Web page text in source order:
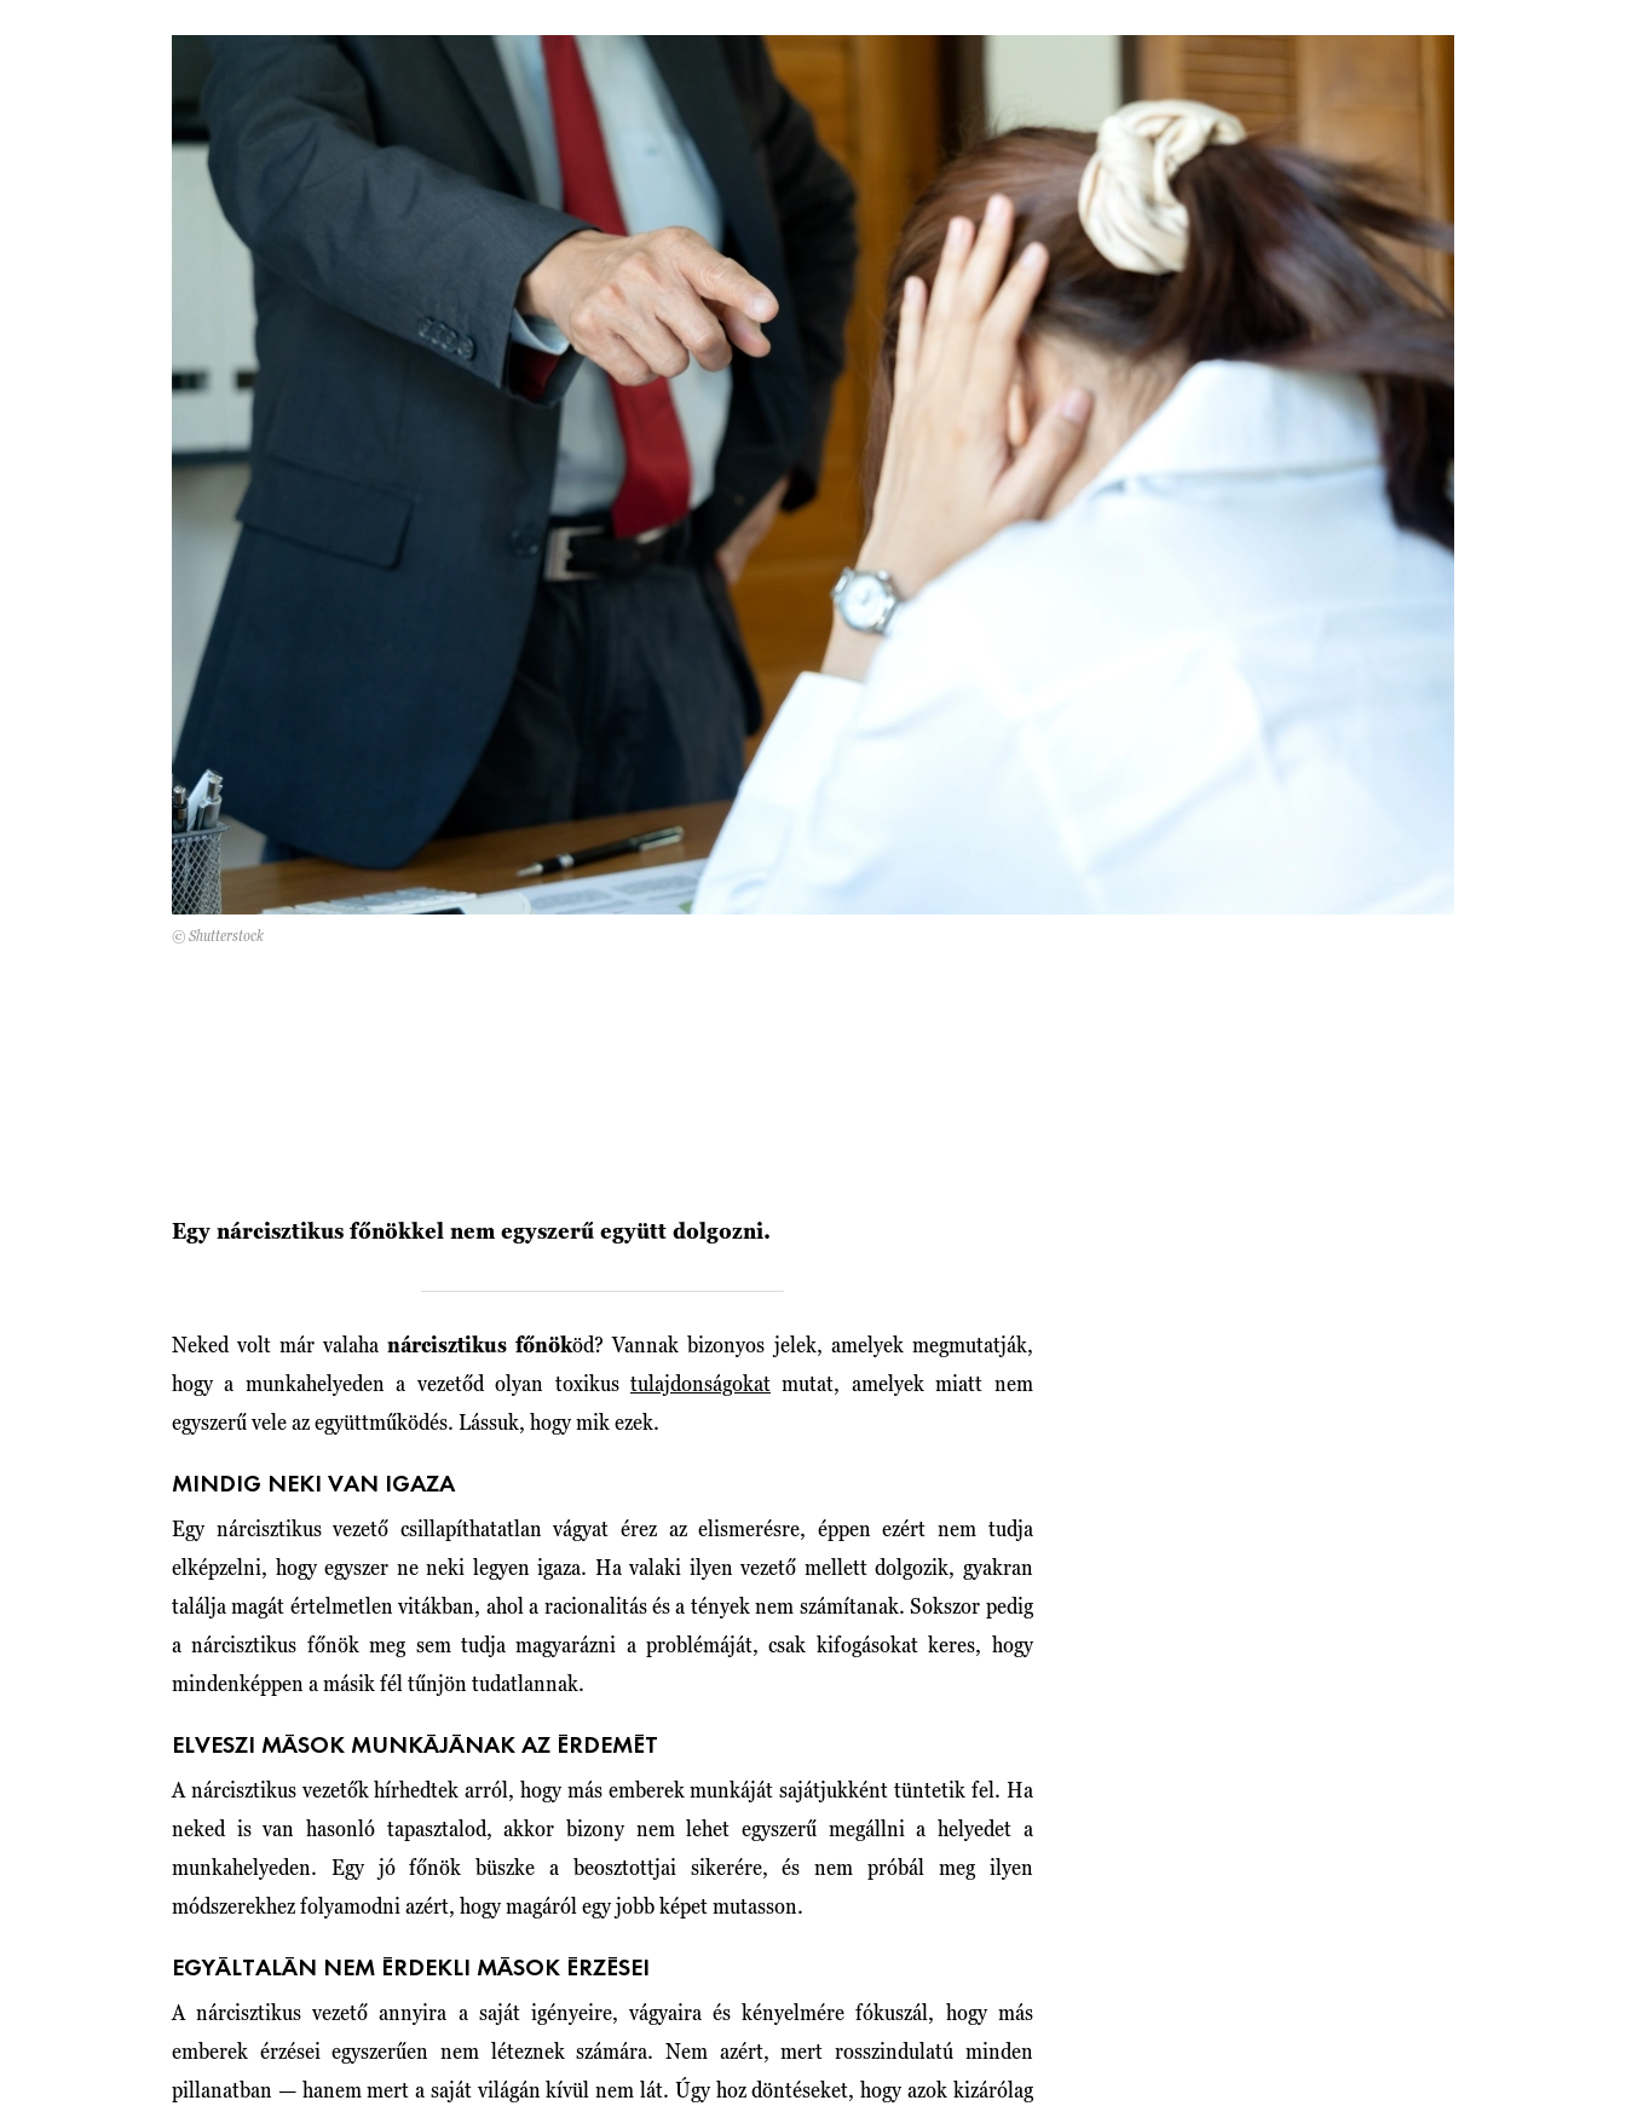
© Shutterstock
Egy nárcisztikus főnökkel nem egyszerű együtt dolgozni.
Neked volt már valahanárcisztikus főnököd? Vannak bizonyos jelek, amelyek megmutatják,
hogy a munkahelyeden a vezetőd olyan toxikus tulajdonságokatmutat, amelyek miatt nem
egyszerű vele az együttműködés. Lássuk, hogy mik ezek.
MINDIG NEKI VAN IGAZA
Egy nárcisztikus vezető csillapíthatatlan vágyat érez az elismerésre, éppen ezért nem tudja
elképzelni, hogy egyszer ne neki legyen igaza. Ha valaki ilyen vezető mellett dolgozik, gyakran
találja magát értelmetlen vitákban, ahol a racionalitás és a tények nem számítanak. Sokszor pedig
a nárcisztikus főnök meg sem tudja magyarázni a problémáját, csak kifogásokat keres, hogy
mindenképpen a másik fél tűnjön tudatlannak.
ELVESZI MÁSOK MUNKÁJÁNAK AZ ÉRDEMÉT
A nárcisztikus vezetők hírhedtek arról, hogy más emberek munkáját sajátjukként tüntetik fel. Ha
neked is van hasonló tapasztalod, akkor bizony nem lehet egyszerű megállni a helyedet a
munkahelyeden. Egy jó főnök büszke a beosztottjai sikerére, és nem próbál meg ilyen
módszerekhez folyamodni azért, hogy magáról egy jobb képet mutasson.
EGYÁLTALÁN NEM ÉRDEKLI MÁSOK ÉRZÉSEI
A nárcisztikus vezető annyira a saját igényeire, vágyaira és kényelmére fókuszál, hogy más
emberek érzései egyszerűen nem léteznek számára. Nem azért, mert rosszindulatú minden
pillanatban — hanem mert a saját világán kívül nem lát. Úgy hoz döntéseket, hogy azok kizárólag